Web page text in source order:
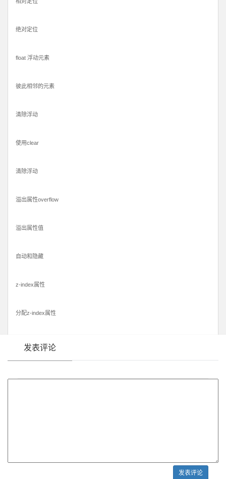
绝对定位
float 浮动元素
彼此相邻的元素
清除浮动
使用clear
清除浮动
溢出属性overflow
溢出属性值
自动和隐藏
z-index属性
分配z-index属性
发表评论
发表评论